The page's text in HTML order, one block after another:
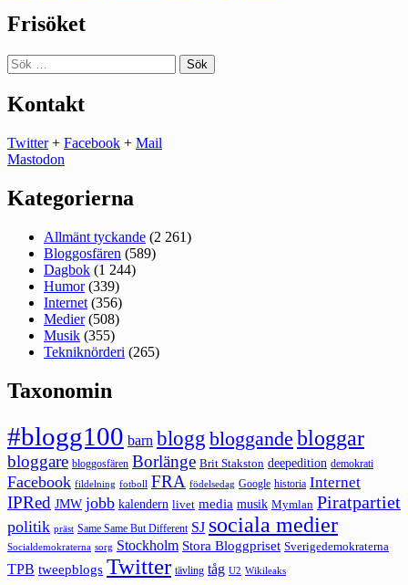
Frisöket
Sök
efter:
Kontakt
Twitter+ Facebook + Mail
Mastodon
Kategorierna
Allmänt tyckande (2 261)
Bloggosfären (589)
Dagbok (1 244)
Humor(339)
Internet (356)
Medier(508)
Musik (355)
Tekniknörderi (265)
Taxonomin
#blogg100 barn blogg bloggande bloggar
bloggare bloggosfären Borlänge Brit Stakston deepedition demokrati
Facebook fildelning fotboll FRA födelsedag Google historia Internet
IPRed JMW jobb kalendern livet media musik Mymlan Piratpartiet
politik präst Same Same But Different SJ sociala medier
Socialdemokraterna sorg Stockholm Stora Bloggpriset Sverigedemokraterna
TPB tweepblogs Twitter tävling tåg U2 Wikileaks